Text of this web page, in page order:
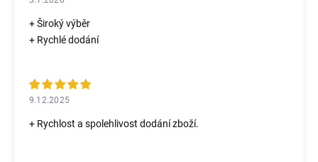
+ Široký výběr
+ Rychlé dodání
9.12.2025
+ Rychlost a spolehlivost dodání zboží.